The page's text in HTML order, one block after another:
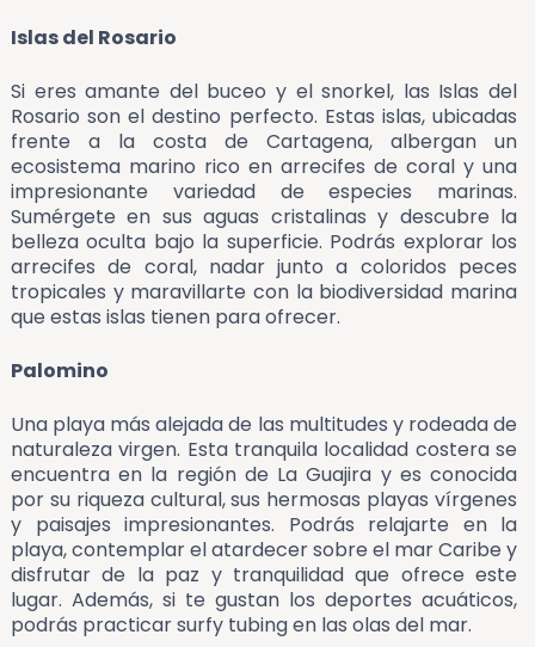
Islas del Rosario
Si eres amante del buceo y el snorkel, las Islas del
Rosario son el destino perfecto. Estas islas, ubicadas
frente a la costa de Cartagena, albergan un
ecosistema marino rico en arrecifes de coral y una
impresionante variedad de especies marinas.
Sumérgete en sus aguas cristalinas y descubre la
belleza oculta bajo la superficie. Podrás explorar los
arrecifes de coral, nadar junto a coloridos peces
tropicales y maravillarte con la biodiversidad marina
que estas islas tienen para ofrecer.
Palomino
Una playa más alejada de las multitudes y rodeada de
naturaleza virgen. Esta tranquila localidad costera se
encuentra en la región de La Guajira y es conocida
por su riqueza cultural, sus hermosas playas vírgenes
y paisajes impresionantes. Podrás relajarte en la
playa, contemplar el atardecer sobre el mar Caribe y
disfrutar de la paz y tranquilidad que ofrece este
lugar. Además, si te gustan los deportes acuáticos,
podrás practicar surfy tubing en las olas del mar.